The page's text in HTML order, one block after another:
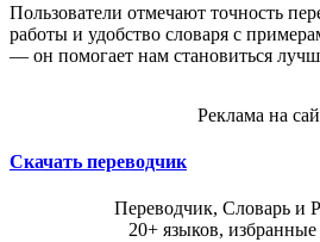
Пользователи отмечают точность
работы и удобство словаря с
— он помогает нам становиться
Реклама на
Скачать переводчик
Переводчик, Словарь и
20+ языков,